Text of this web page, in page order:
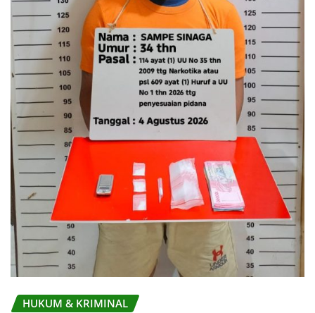
HUKUM & KRIMINAL